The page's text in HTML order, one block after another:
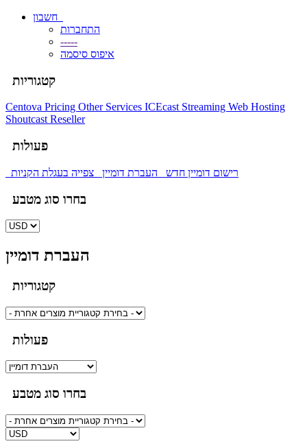
התחברות
-----
איפוס סיסמה
קטגוריות
Centova Pricing Other Services ICEcast Streaming Web Hosting
Shoutcast Reseller
פעולות
רישום דומיין חדש העברת דומיין צפייה בעגלת הקניות
בחרו סוג מטבע
העברת דומיין
קטגוריות
פעולות
בחרו סוג מטבע